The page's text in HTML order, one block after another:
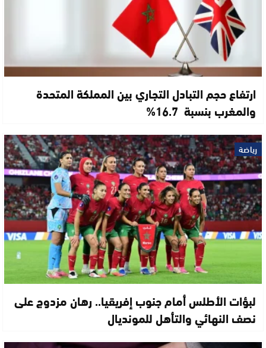
ارتفاع حجم التبادل التجاري بين المملكة المتحدة
والمغرب بنسبة 16.7%
رياضة
لبؤات الأطلس أمام جنوب إفريقيا.. رهان مزدوج على
نصف النهائي والتأهل للمونديال